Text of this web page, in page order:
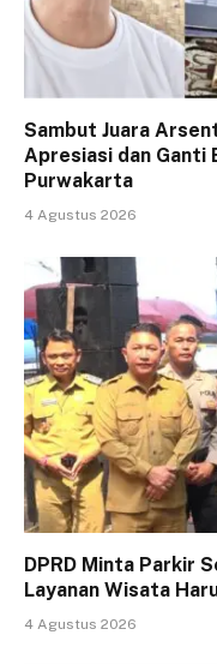
Sambut Juara
Apresiasi dan Ganti
Purwakarta
4 Agustus 2026
DPRD Minta Parkir
Layanan Wisata
4 Agustus 2026